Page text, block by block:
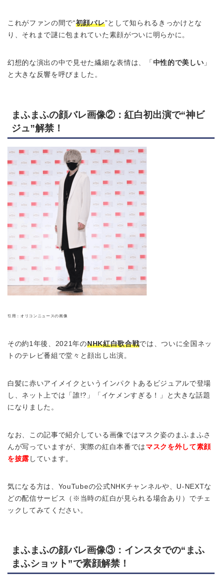
これがファンの間で“初顔バレ”として知られるきっかけとな
り、それまで謎に包まれていた素顔がついに明らかに。
幻想的な演出の中で見せた繊細な表情は、「 中性的で美しい 」
と大きな反響を呼びました。
まふまふの顔バレ画像②：紅白初出演で“神ビ
ジュ”解禁！
引用：オリコンニュースの画像
その約1年後、2021年のNHK紅白歌合戦では、ついに全国ネッ
トのテレビ番組で堂々と顔出し出演。
白髪に赤いアイメイクというインパクトあるビジュアルで登場
し、ネット上では「誰!?」「イケメンすぎる！」と大きな話題
になりました。
なお、この記事で紹介している画像ではマスク姿のまふまふさ
んが写っていますが、実際の紅白本番では マスクを外して素顔
を披露 しています。
気になる方は、YouTubeの公式NHKチャンネルや、U-NEXTな
どの配信サービス（※当時の紅白が見られる場合あり）でチェ
ックしてみてください。
まふまふの顔バレ画像③：インスタでの“まふ
まふショット”で素顔解禁！